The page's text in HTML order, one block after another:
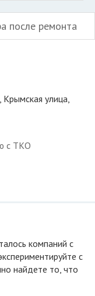
после ремонта
Крымская улица,
с ТКО
компаний с
с
найдете то, что